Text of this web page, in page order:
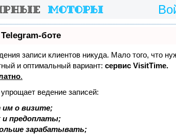
боте
записи клиентов никуда. Мало того, что
и оптимальный вариант: сервис VisitTime.
.
ведение записей:
им о визите;
и предоплаты;
зарабатывать;